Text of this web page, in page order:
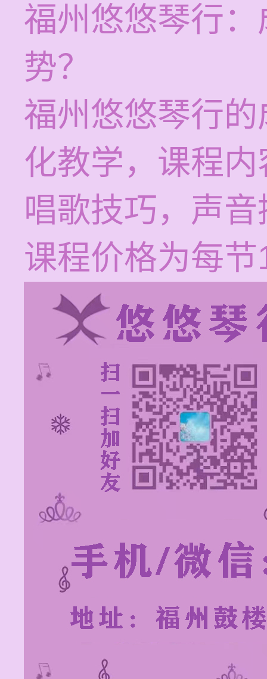
福州悠悠琴行
势？
福州悠悠琴行
化教学，课程
唱歌技巧，声
课程价格为每